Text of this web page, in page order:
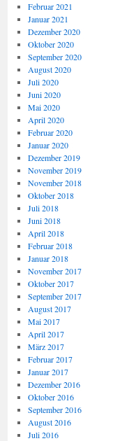
Februar 2021
Januar 2021
Dezember 2020
Oktober 2020
September 2020
August 2020
Juli 2020
Juni 2020
Mai 2020
April 2020
Februar 2020
Januar 2020
Dezember 2019
November 2019
November 2018
Oktober 2018
Juli 2018
Juni 2018
April 2018
Februar 2018
Januar 2018
November 2017
Oktober 2017
September 2017
August 2017
Mai 2017
April 2017
März 2017
Februar 2017
Januar 2017
Dezember 2016
Oktober 2016
September 2016
August 2016
Juli 2016